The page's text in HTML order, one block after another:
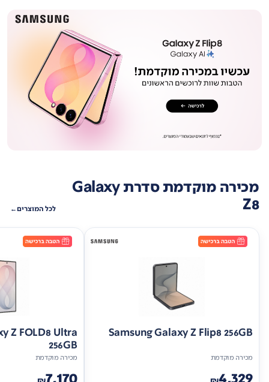
מכירה מוקדמת סדרת Galaxy
Z8 לכל המוצרים
Samsung Galaxy Z Flip8 256GB
מכירה מוקדמת
Z FOLD8 Ultra
256GB
מכירה מוקדמת